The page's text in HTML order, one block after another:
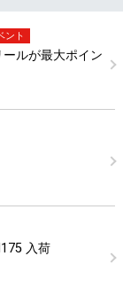
ント
ルが最大ポイン
入荷